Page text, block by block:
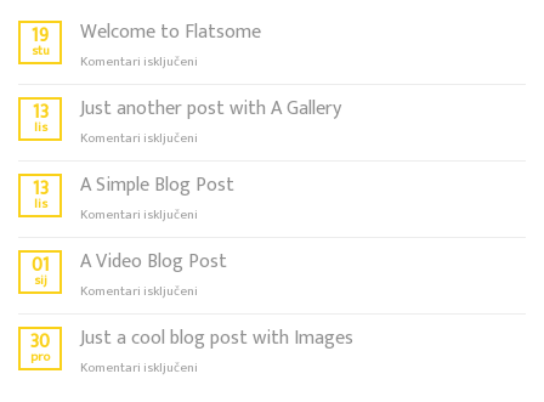
19
stu
Welcome to Flatsome
Komentari isključeni
to
Flatsome
13
lis
Just another post with A Gallery
Komentari isključeni
another
post
Gallery
13
lis
A Simple Blog Post
Komentari isključeni
Simple
Blog
01
sij
A Video Blog Post
Komentari isključeni
Video
Blog
30
pro
Just a cool blog post with Images
Komentari isključeni